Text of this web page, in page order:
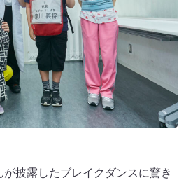
披露したブレイクダンスに驚き